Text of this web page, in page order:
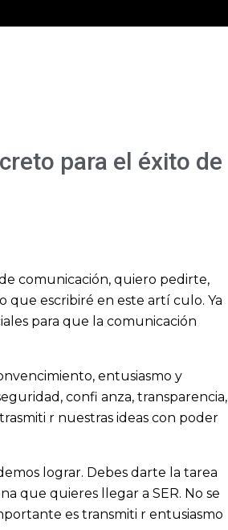
para el éxito de
comunicación, quiero pedirte,
que escribiré en este artí culo. Ya
para que la comunicación
entusiasmo y
confi anza, transparencia,
r nuestras ideas con poder
lograr. Debes darte la tarea
que quieres llegar a SER. No se
es transmiti r entusiasmo